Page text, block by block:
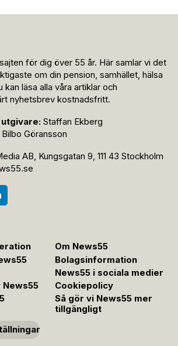
för dig över 55 år. Här samlar vi det
om din pension, samhället, hälsa
läsa alla våra artiklar och
nyhetsbrev kostnadsfritt.
Staffan Ekberg
Bilbo Göransson
AB, Kungsgatan 9, 111 43 Stockholm
Om News55
Bolagsinformation
News55 i sociala medier
Cookiepolicy
Så gör vi News55 mer
tillgängligt